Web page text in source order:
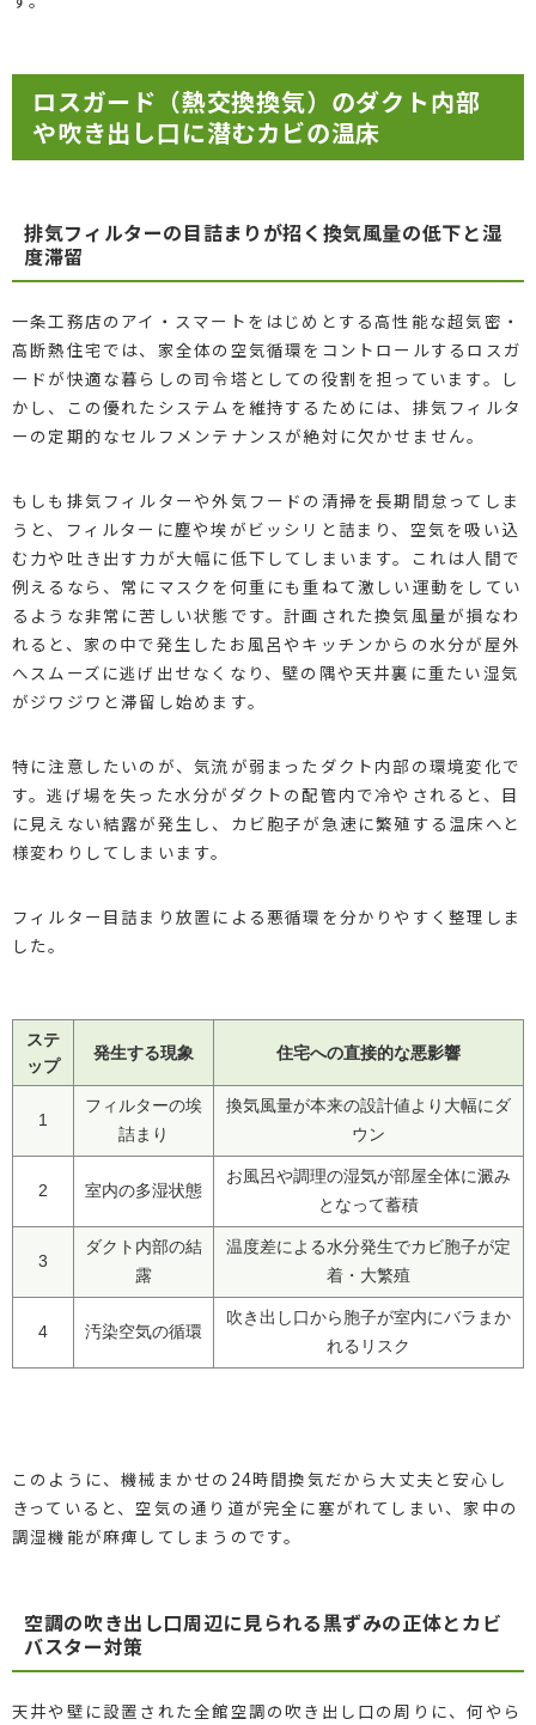
ロスガード（熱交換換気）のダクト内部
や吹き出し口に潜むカビの温床
排気フィルターの目詰まりが招く換気風量の低下と湿
度滞留
一条工務店のアイ・スマートをはじめとする高性能な超気密・
高断熱住宅では、家全体の空気循環をコントロールするロスガ
ードが快適な暮らしの司令塔としての役割を担っています。し
かし、この優れたシステムを維持するためには、排気フィルタ
ーの定期的なセルフメンテナンスが絶対に欠かせません。
もしも排気フィルターや外気フードの清掃を長期間怠ってしま
うと、フィルターに塵や埃がビッシリと詰まり、空気を吸い込
む力や吐き出す力が大幅に低下してしまいます。これは人間で
例えるなら、常にマスクを何重にも重ねて激しい運動をしてい
るような非常に苦しい状態です。計画された換気風量が損なわ
れると、家の中で発生したお風呂やキッチンからの水分が屋外
へスムーズに逃げ出せなくなり、壁の隅や天井裏に重たい湿気
がジワジワと滞留し始めます。
特に注意したいのが、気流が弱まったダクト内部の環境変化で
す。逃げ場を失った水分がダクトの配管内で冷やされると、目
に見えない結露が発生し、カビ胞子が急速に繁殖する温床へと
様変わりしてしまいます。
フィルター目詰まり放置による悪循環を分かりやすく整理しま
した。
ステ
ップ
発生する現象 住宅への直接的な悪影響
1
フィルターの埃
詰まり
換気風量が本来の設計値より大幅にダ
ウン
2 室内の多湿状態
お風呂や調理の湿気が部屋全体に澱み
となって蓄積
3
ダクト内部の結
露
温度差による水分発生でカビ胞子が定
着・大繁殖
4 汚染空気の循環
吹き出し口から胞子が室内にバラまか
れるリスク
このように、機械まかせの24時間換気だから大丈夫と安心し
きっていると、空気の通り道が完全に塞がれてしまい、家中の
調湿機能が麻痺してしまうのです。
空調の吹き出し口周辺に見られる黒ずみの正体とカビ
バスター対策
天井や壁に設置された全館空調の吹き出し口の周りに、何やら